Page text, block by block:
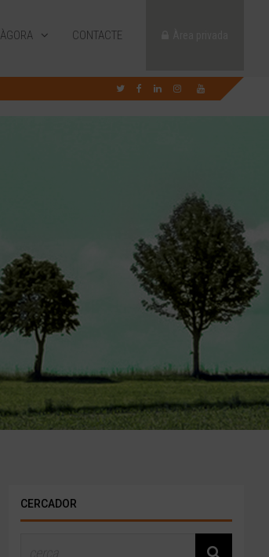
ÀGORA CONTACTE
CERCADOR